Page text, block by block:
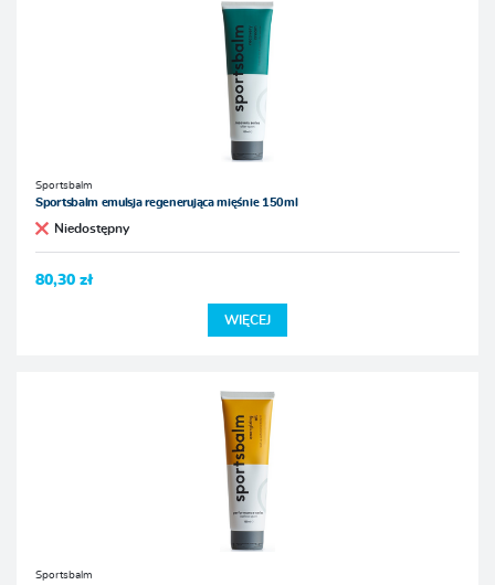
Sportsbalm
Sportsbalm emulsja regenerująca mięśnie 150ml
Niedostępny
80,30 zł
WIĘCEJ
Sportsbalm